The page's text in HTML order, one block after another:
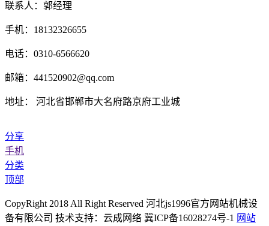
联系人：郭经理
手机：18132326655
电话：0310-6566620
邮箱：441520902@qq.com
地址： 河北省邯郸市大名府路京府工业城
分享
手机
分类
顶部
CopyRight 2018 All Right Reserved 河北js1996官方网站机械设
备有限公司 技术支持：云成网络 冀ICP备16028274号-1 网站